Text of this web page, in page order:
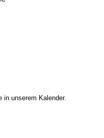
in unserem Kalender.